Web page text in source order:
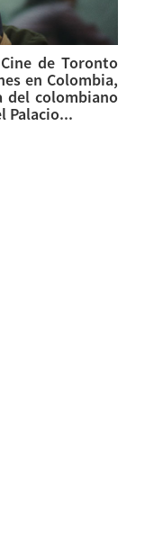
de Toronto
en Colombia,
del colombiano
Palacio...